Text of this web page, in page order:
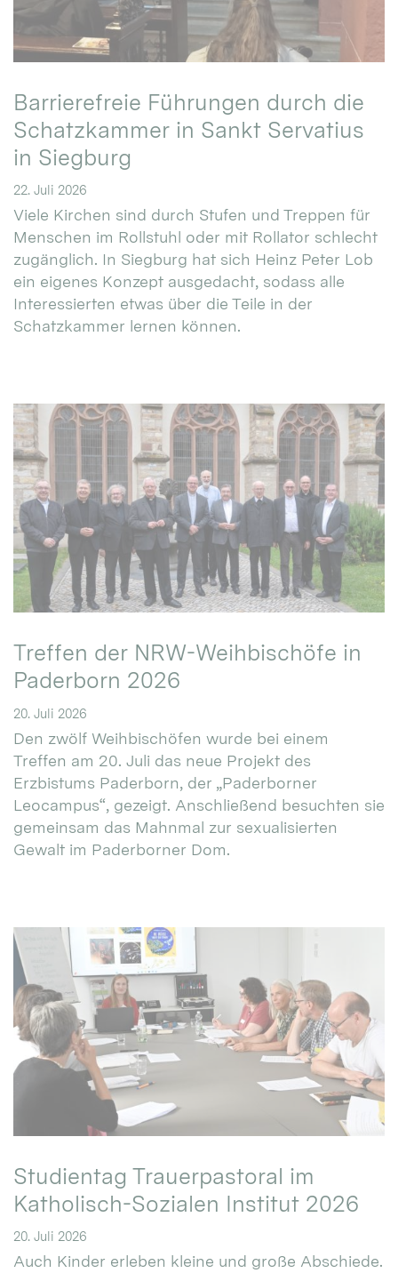
Barrierefreie Führungen durch die
Schatzkammer in Sankt Servatius
in Siegburg
22. Juli 2026
Viele Kirchen sind durch Stufen und Treppen für
Menschen im Rollstuhl oder mit Rollator schlecht
zugänglich. In Siegburg hat sich Heinz Peter Lob
ein eigenes Konzept ausgedacht, sodass alle
Interessierten etwas über die Teile in der
Schatzkammer lernen können.
Treffen der NRW-Weihbischöfe in
Paderborn 2026
20. Juli 2026
Den zwölf Weihbischöfen wurde bei einem
Treffen am 20. Juli das neue Projekt des
Erzbistums Paderborn, der „Paderborner
Leocampus“, gezeigt. Anschließend besuchten sie
gemeinsam das Mahnmal zur sexualisierten
Gewalt im Paderborner Dom.
Studientag Trauerpastoral im
Katholisch-Sozialen Institut 2026
20. Juli 2026
Auch Kinder erleben kleine und große Abschiede.